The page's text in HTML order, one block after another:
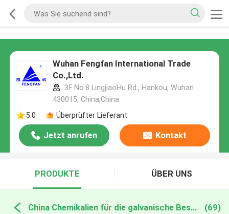
Wuhan Fengfan International Trade
Co.,Ltd.
3F No.8 LingjiaoHu Rd., Hankou, Wuhan
430015, China,China
5.0
Überprüfter Lieferant
Jetzt anrufen Kontakt
PRODUKTE ÜBER UNS
China Chemikalien für die galvanische Beschichtung (69)